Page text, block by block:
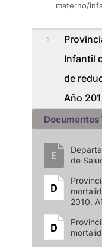
materno/
Infantil
de
Año
Documentos
de
2010.